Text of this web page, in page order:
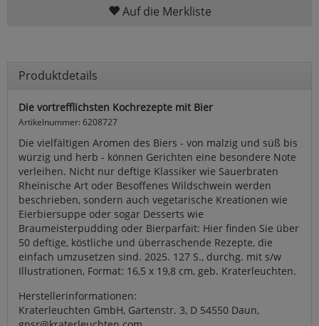
Auf die Merkliste
Produktdetails
Die vortrefflichsten Kochrezepte mit Bier
Artikelnummer: 6208727
Die vielfältigen Aromen des Biers - von malzig und süß bis
würzig und herb - können Gerichten eine besondere Note
verleihen. Nicht nur deftige Klassiker wie Sauerbraten
Rheinische Art oder Besoffenes Wildschwein werden
beschrieben, sondern auch vegetarische Kreationen wie
Eierbiersuppe oder sogar Desserts wie
Braumeisterpudding oder Bierparfait: Hier finden Sie über
50 deftige, köstliche und überraschende Rezepte, die
einfach umzusetzen sind. 2025. 127 S., durchg. mit s/w
Illustrationen, Format: 16,5 x 19,8 cm, geb. Kraterleuchten.
Herstellerinformationen:
Kraterleuchten GmbH, Gartenstr. 3, D 54550 Daun,